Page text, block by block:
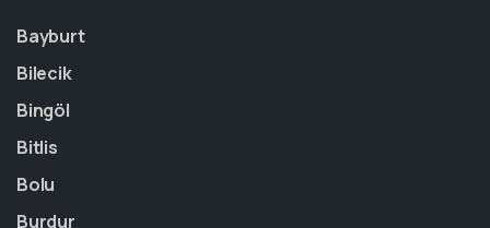
Bayburt
Bilecik
Bingöl
Bitlis
Bolu
Burdur